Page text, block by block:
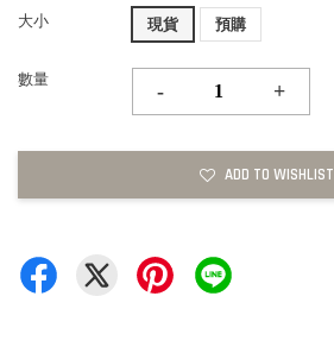
大小 現貨 預購
數量
- +
ADD TO WISHLIST